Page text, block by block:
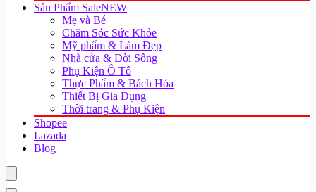
Sản Phẩm SaleNEW
Mẹ và Bé
Chăm Sóc Sức Khỏe
Mỹ phẩm & Làm Đẹp
Nhà cửa & Đời Sống
Phụ Kiện Ô Tô
Thực Phẩm & Bách Hóa
Thiết Bị Gia Dụng
Thời trang & Phụ Kiện
Shopee
Lazada
Blog